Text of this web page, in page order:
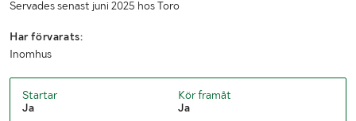
Servades senast juni 2025 hos Toro
Har förvarats:
Inomhus
Startar
Ja
Kör framåt
Ja